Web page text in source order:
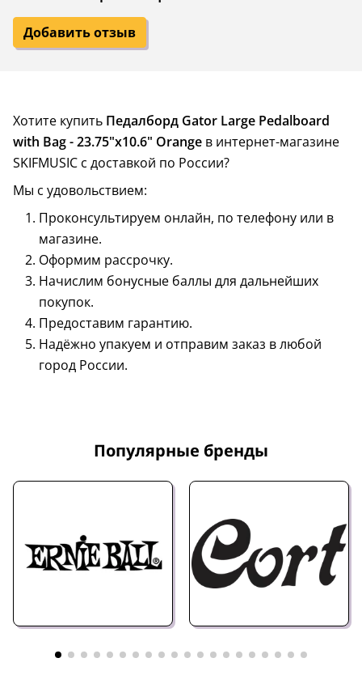
Добавить отзыв
Хотите купить Педалборд Gator Large Pedalboard
with Bag - 23.75"x10.6" Orange в интернет-магазине
SKIFMUSIC с доставкой по России?
Мы с удовольствием:
Проконсультируем онлайн, по телефону или в
магазине.
Оформим рассрочку.
Начислим бонусные баллы для дальнейших
покупок.
Предоставим гарантию.
Надёжно упакуем и отправим заказ в любой
город России.
Популярные бренды